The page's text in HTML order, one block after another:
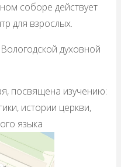
соборе действует
для взрослых.
духовной
посвящена изучению:
истории церкви,
языка